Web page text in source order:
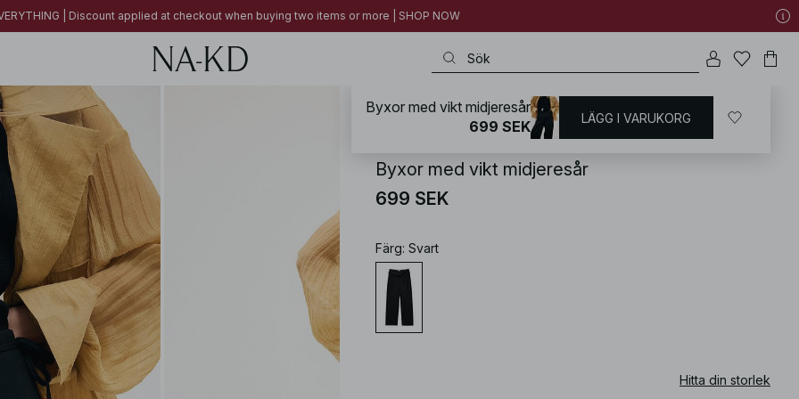
| Discount applied at checkout when buying two items or more | SHOP NOW
Vida byxor
Byxor med vikt midjeresår
699 SEK
Färg: Svart
Hitta din storlek
Byxor med vikt midjeresår
699 SEK
LÄGG I VARUKORG